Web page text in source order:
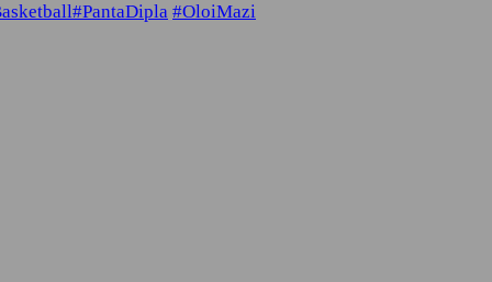
#PantaDipla #OloiMazi